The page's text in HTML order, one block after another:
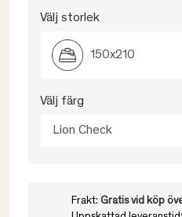
Välj storlek
150x210
Välj färg
Lion Check
Frakt: Gratis vid köp